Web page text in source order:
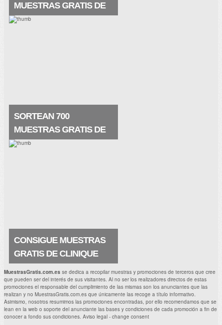
MUESTRAS GRATIS DE
LA PRAIRIE
SORTEAN 700
MUESTRAS GRATIS DE
SKINCEUTICALS
CONSIGUE MUESTRAS
GRATIS DE CLINIQUE
Ahora puedes hacerte con una muestra
gratuita de Surge 72 ¡¡Me encantará
conseguir esta muestra de un producto
CLINIQUE Antiage estupendo!! . Muestras
Gratis Relacionadas: Prueba.
MuestrasGratis.com.es se dedica a recopilar muestras y promociones de terceros que cree
que pueden ser del interés de sus visitantes. Al no ser los realizadores directos de estas
promociones el responsable del cumplimiento de las mismas son los anunciantes que las
realizan y no MuestrasGratis.com.es que únicamente las recoge a título informativo.
Asimismo, nosotros resumimos las promociones encontradas, por ello recomendamos que se
lean en la web o soporte del anunciante las bases y condiciones de cada promoción a fin de
conocer a fondo sus condiciones. Aviso legal - change consent